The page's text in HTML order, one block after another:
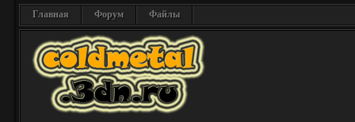
Главная Форум Файлы